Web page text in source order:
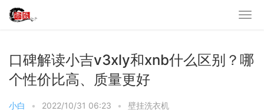
口碑解读小吉v3xly和xnb什么区别？哪
个性价比高、质量更好
小白 • 2022/10/31 06:23 • 壁挂洗衣机